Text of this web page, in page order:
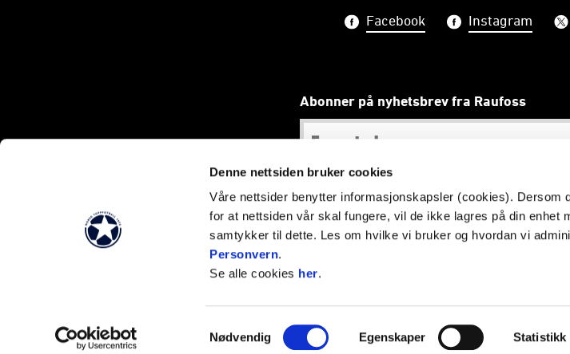
Denne nettsiden bruker cookies
Våre nettsider benytter informasjonskapsler (cookies). Dersom
for at nettsiden vår skal fungere, vil de ikke lagres på din enhet
samtykker til dette. Les om hvilke vi bruker og hvordan vi
Personvern.
Se alle cookies her.
Samtykkevalg
Nødvendig Egenskaper Statistikk
Facebook Instagram
Abonner på nyhetsbrev fra Raufoss
Innhold kan ikke gjengis uten